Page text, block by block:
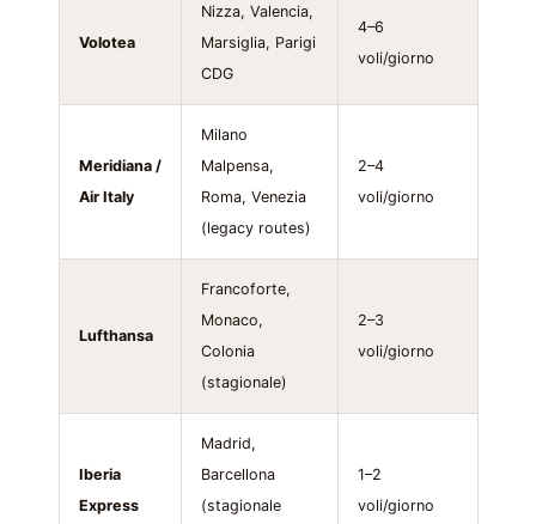
Volotea
Nizza, Valencia,
Marsiglia, Parigi
CDG
4–6
voli/giorno
Meridiana /
Air Italy
Milano
Malpensa,
Roma, Venezia
(legacy routes)
2–4
voli/giorno
Lufthansa
Francoforte,
Monaco,
Colonia
(stagionale)
2–3
voli/giorno
Iberia
Express
Madrid,
Barcellona
(stagionale
1–2
voli/giorno